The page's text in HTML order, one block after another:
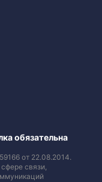
обязательна
от 22.08.2014.
связи,